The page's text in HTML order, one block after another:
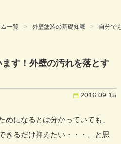
一覧 外壁塗装の基礎知識 自分で
す！外壁の汚れを落とす
2016.09.15
めになるとは分かっていても、
きるだけ抑えたい・・・、と思